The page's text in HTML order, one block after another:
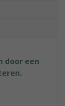
door een